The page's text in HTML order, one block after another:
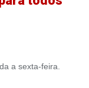
a sexta-feira.